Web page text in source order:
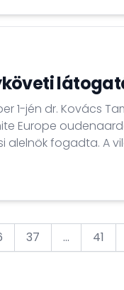
boldog Újévet kívánunk!
1-jén dr. Kovács
Europe
alelnök fogadta. A
in Europe” felírat a
37 ... 41